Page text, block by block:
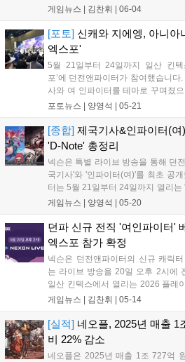
로 지급합니다. 매주 목요일 누적 시
이번 프로모션은 PC방 이용자들에
되었습니다....
게임뉴스 | 김찬휘 06-04
[포토] 신캐와 지에엥, 아니아
엑스포'
5월 21일부터 24일까지 일산 킨
포’에 던전앤파이터가 참여했습니다
사와 여 인파이터를 테마로 꾸며졌
공했습니다. 현장에서는 OST 연주
이번 부스를 통해 신규 콘텐츠를 알
보냈습니다....
포토뉴스 | 양영석 05-21
[종합] 제국기사&인파이터(
'D-Note' 총정리
넥슨은 특별 라이브 방송을 통해 던
국기사'와 '인파이터(여)'를 최초 공
터는 5월 21일부터 24일까지 열리
알리며 던파ON 인증 시 무료 입장을
일에는 아포칼립스 3단계 '필사의
외에도 다양한 편의성 개선 패치와
공유하며 향후 유저들과의 소통을
니다....
게임뉴스 | 양영석 05-20
던파 신규 전직 '여인파이터'
엑스포 참가 확정
넥슨은 던전앤파이터의 신규 캐릭
는 라이브 방송을 20일 오후 2시에
일산 킨텍스에서 열리는 2026 플레
월 업데이트 예정인 캐릭터의 스킬
이다....
게임뉴스 | 김찬휘 05-14
[실적] 네오플, 2025년 매출
비 22% 감소
네오플은 2025년 매출 1조 727억